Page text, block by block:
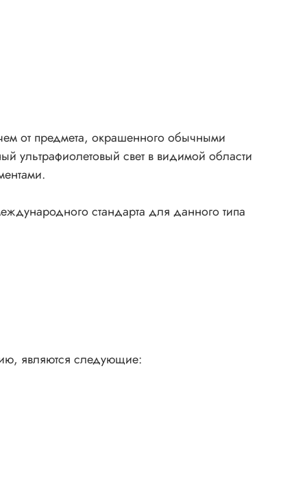
от предмета, окрашенного обычными
ультрафиолетовый свет в видимой области
стандарта для данного типа
являются следующие: